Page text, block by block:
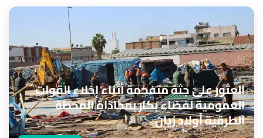
العثور على جثة متفحمة أثناء إخلاء القوات
العمومية لفضاء بكار بمحاذاة المحطة
الطرقية أولاد زيان